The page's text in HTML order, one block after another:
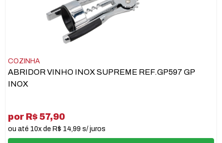
COZINHA
ABRIDOR VINHO INOX SUPREME REF.GP597 GP
INOX
por R$ 57,90
ou até 10x de R$ 14,99 s/ juros